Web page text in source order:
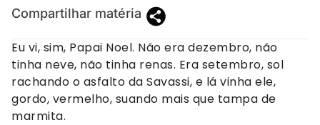
Compartilhar matéria
Eu vi, sim, Papai Noel. Não era dezembro, não
tinha neve, não tinha renas. Era setembro, sol
rachando o asfalto da Savassi, e lá vinha ele,
gordo, vermelho, suando mais que tampa de
marmita.